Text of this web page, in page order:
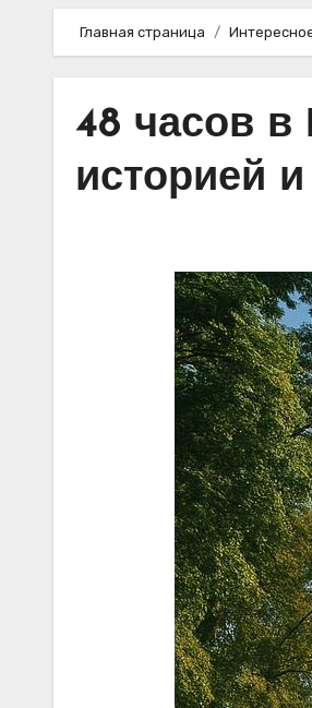
Главная страница
48 часов в
историей